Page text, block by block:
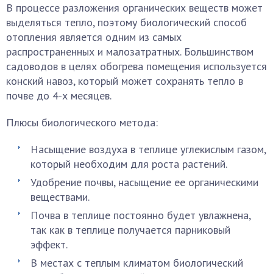
В процессе разложения органических веществ может
выделяться тепло, поэтому биологический способ
отопления является одним из самых
распространенных и малозатратных. Большинством
садоводов в целях обогрева помещения используется
конский навоз, который может сохранять тепло в
почве до 4-х месяцев.
Плюсы биологического метода:
Насыщение воздуха в теплице углекислым газом,
который необходим для роста растений.
Удобрение почвы, насыщение ее органическими
веществами.
Почва в теплице постоянно будет увлажнена,
так как в теплице получается парниковый
эффект.
В местах с теплым климатом биологический